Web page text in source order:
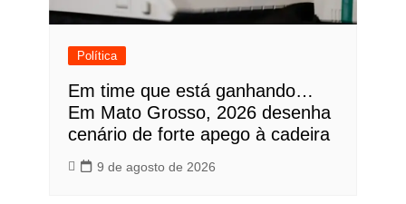
Política
Em time que está ganhando…
Em Mato Grosso, 2026 desenha
cenário de forte apego à cadeira
9 de agosto de 2026